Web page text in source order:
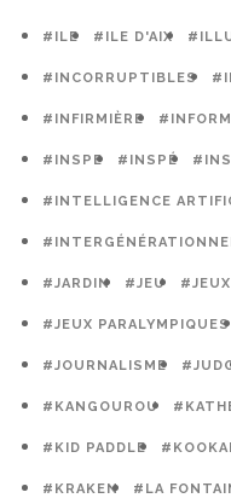
#ILE #ILE D'AIX
#INCORRUPTIBLES
#INFIRMIÈRE
#INSPE #INSPÉ
#INTELLIGENCE
#JARDIN #JEU
#JEUX PARALYMPIQUES
#JOURNALISME
#KANGOUROU
#KID PADDLE
#KRAKEN #LA